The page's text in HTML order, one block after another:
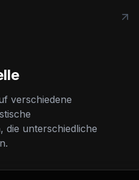
verschiedene
die unterschiedliche